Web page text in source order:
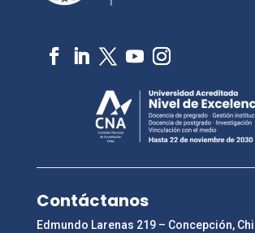
Contáctanos
Edmundo Larenas 219 – Concepción,